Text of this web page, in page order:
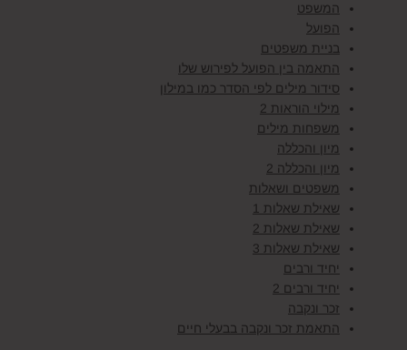
המשפט
הפועל
בניית משפטים
התאמה בין הפועל לפירוש שלו
סידור מילים לפי הסדר כמו במילון
מילוי הוראות 2
משפחות מילים
מיון והכללה
מיון והכללה 2
משפטים ושאלות
שאילת שאלות 1
שאילת שאלות 2
שאילת שאלות 3
יחיד ורבים
יחיד ורבים 2
זכר ונקבה
התאמת זכר ונקבה בבעלי חיים